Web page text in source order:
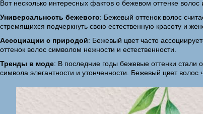
Вот несколько интересных фактов о бежевом оттенке
Универсальность бежевого: Бежевый оттенок волос
стремящихся подчеркнуть свою естественную красоту и
Ассоциации с природой: Бежевый цвет часто
оттенок волос символом нежности и естественности.
Тренды в моде: В последние годы бежевые оттенки стали
символа элегантности и утонченности. Бежевый цвет